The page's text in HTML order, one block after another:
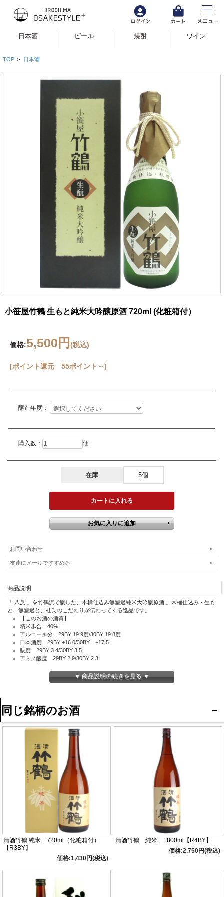
日本酒 ビール 焼酎 ワイン
TOP > 日本酒
小笹屋竹鶴 生もと純米大吟醸原酒 720ml (化粧箱付）
価格:5,500円 (税込)
[ポイント還元 55ポイント～]
醸造年度：
購入数： 個
在庫 5個
お問い合わせ
友達にメールですすめる
商品説明
「 八反 」を竹鶴流で醸した、木桶仕込み無濾過純米大吟醸原酒.。木桶仕込み・生も
と、無濾過と、杜氏のこだわりが伝わってくる逸品です。
【このお酒の酒質】
精米歩合 40%
アルコール分 29BY 19.9度/30BY 19.8度
日本酒度 29BY +16.0/30BY +17.5
酸度 29BY 3.4/30BY 3.5
アミノ酸度 29BY 2.9/30BY 2.3
酵母 無添加
▼ 商品説明の続きを見る ▼
同じ銘柄のお酒
清酒竹鶴 純米 720ml（化粧箱付）
【R3BY】
価格:1,430円(税込)
清酒竹鶴 純米 1800ml【R4BY】
価格:2,750円(税込)